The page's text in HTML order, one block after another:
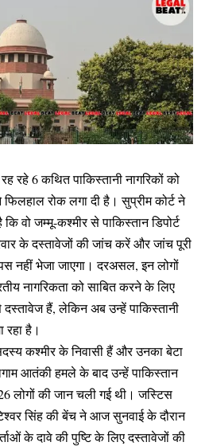
रहे 6 कथित पाकिस्तानी नागरिकों को
रोक लगा दी है। सुप्रीम कोर्ट ने
वो जम्मू-कश्मीर से पाकिस्तान डिपोर्ट
के दस्तावेजों की जांच करें और जांच पूरी
नहीं भेजा जाएगा। दरअसल, इन लोगों
नागरिकता को साबित करने के लिए
दस्तावेज हैं, लेकिन अब उन्हें पाकिस्तानी
रहा है।
कश्मीर के निवासी हैं और उनका बेटा
आतंकी हमले के बाद उन्हें पाकिस्तान
लोगों की जान चली गई थी। जस्टिस
सिंह की बेंच ने आज सुनवाई के दौरान
के दावे की पुष्टि के लिए दस्तावेजों की